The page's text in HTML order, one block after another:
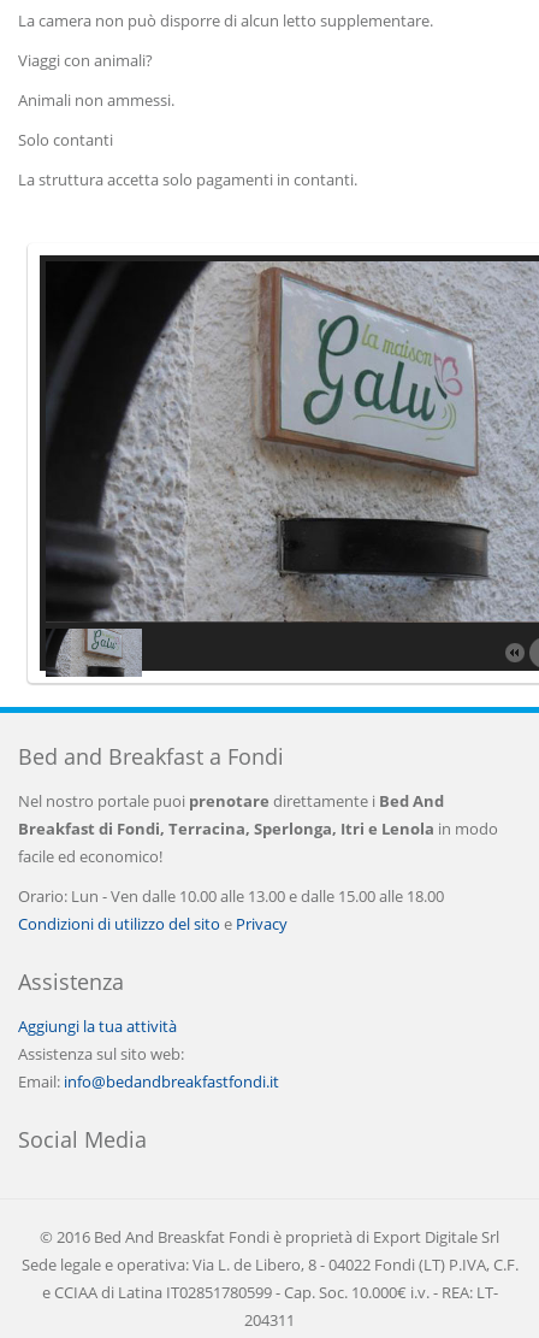
La camera non può disporre di alcun letto supplementare.
Viaggi con animali?
Animali non ammessi.
Solo contanti
La struttura accetta solo pagamenti in contanti.
Bed and Breakfast a Fondi
Nel nostro portale puoi prenotare direttamente i Bed And
Breakfast di Fondi, Terracina, Sperlonga, Itri e Lenola in modo
facile ed economico!
Orario: Lun - Ven dalle 10.00 alle 13.00 e dalle 15.00 alle 18.00
Condizioni di utilizzo del sito e Privacy
Assistenza
Aggiungi la tua attività
Assistenza sul sito web:
Email: info@bedandbreakfastfondi.it
Social Media
© 2016 Bed And Breaskfat Fondi è proprietà di Export Digitale Srl
Sede legale e operativa: Via L. de Libero, 8 - 04022 Fondi (LT) P.IVA, C.F.
e CCIAA di Latina IT02851780599 - Cap. Soc. 10.000€ i.v. - REA: LT-
204311